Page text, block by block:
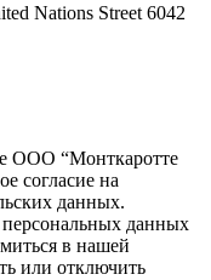
Nations Street 6042
ООО “Монткаротте
согласие на
данных.
данных
в нашей
или отключить